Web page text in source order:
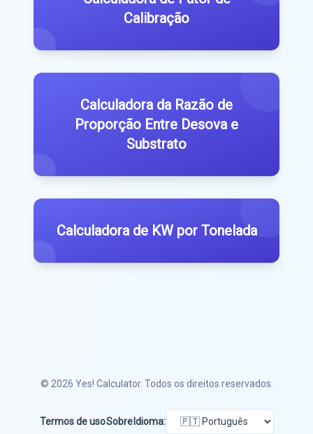
Calibração
Calculadora da Razão de
Proporção Entre Desova e
Substrato
Calculadora de KW por Tonelada
© 2026 Yes! Calculator. Todos os direitos reservados.
Termos de usoSobre Idioma: